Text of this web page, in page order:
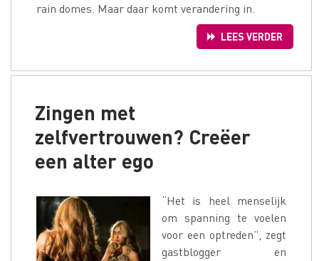
rain domes. Maar daar komt verandering in.
LEES VERDER
Zingen met
zelfvertrouwen? Creëer
een alter ego
“Het is heel menselijk
om spanning te voelen
voor een optreden”, zegt
gastblogger en